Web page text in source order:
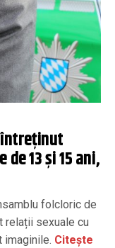
întreținut
13 și 15 ani,
folcloric de
relații sexuale cu
imaginile. Citește